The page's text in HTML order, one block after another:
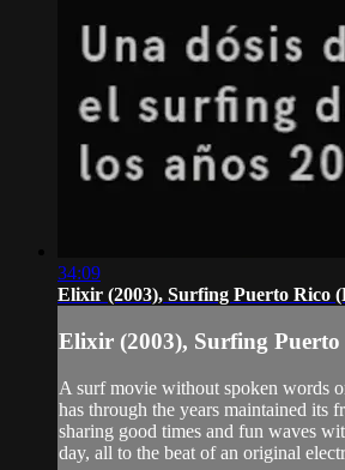
34:09
Elixir (2003), Surfing Puerto Rico
Elixir (2003), Surfing Puerto
A surf movie without spoken words
has through the years maintained its
sharing good times and fun waves
day, all to the beat of an original